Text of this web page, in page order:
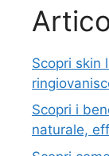
Scopri skin
Scopri i
naturale,